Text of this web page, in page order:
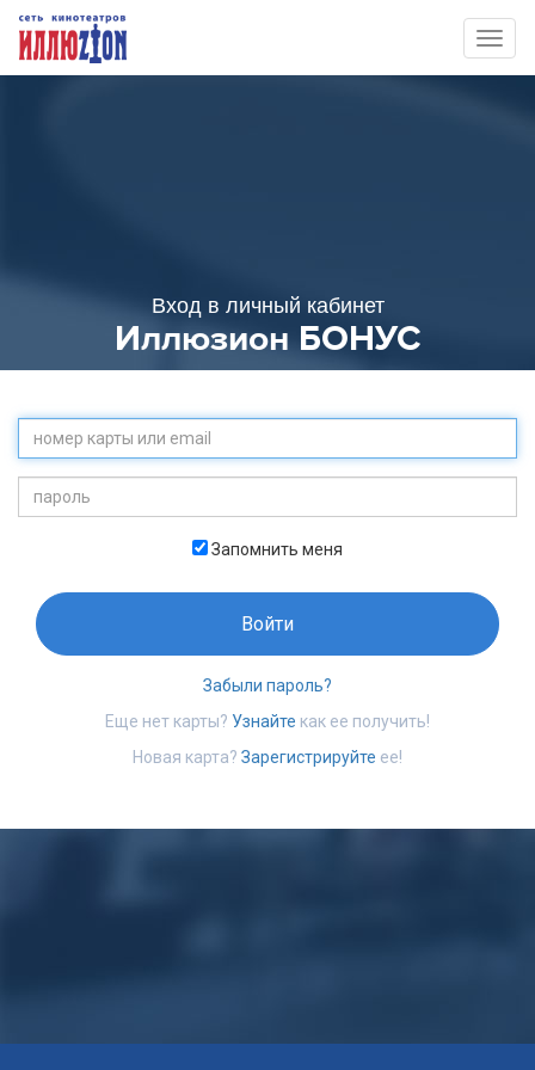
Вход в личный кабинет
Иллюзион БОНУС
Запомнить меня
Войти
Забыли пароль?
Еще нет карты? Узнайте как ее получить!
Новая карта? Зарегистрируйте ее!